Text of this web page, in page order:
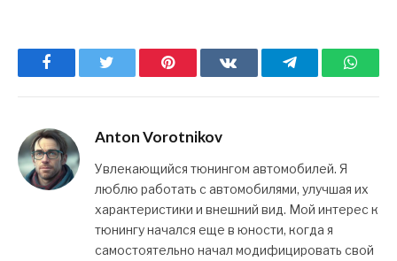
Facebook Pinterest ВКонтактеTelegram
Anton Vorotnikov
Увлекающийся тюнингом автомобилей. Я
люблю работать с автомобилями, улучшая их
характеристики и внешний вид. Мой интерес к
тюнингу начался еще в юности, когда я
самостоятельно начал модифицировать свой